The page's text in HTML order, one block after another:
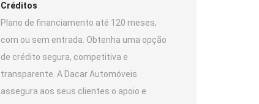
Créditos
Plano de financiamento até 120 meses,
com ou sem entrada. Obtenha uma opção
de crédito segura, competitiva e
transparente. A Dacar Automóveis
assegura aos seus clientes o apoio e